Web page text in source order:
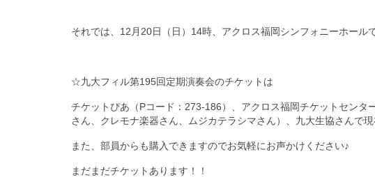
それでは、12月20日（日）14時、アクロス福岡シンフォニーホール
☆九大フィル第195回定期演奏会のチケットは
チケットぴあ（Pコード：273-186）、アクロス福岡チケットセン
さん、クレモナ楽器さん、ムジカテラシマさん）、九大生協さんで現
また、部員からも購入できますのでお気軽にお声かけください♪
まだまだチケットあります！！